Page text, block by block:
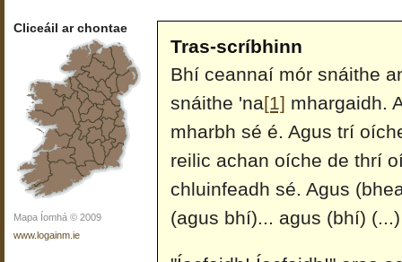
Cliceáil ar chontae
Mapa Íomhá © 2009
www.logainm.ie
Tras-scríbhinn
Bhí ceannaí mór snáithe
snáithe 'na[1] mhargaidh.
mharbh sé é. Agus trí
reilic achan oíche de thrí
chluinfeadh sé. Agus
(agus bhí)... agus (bhí)